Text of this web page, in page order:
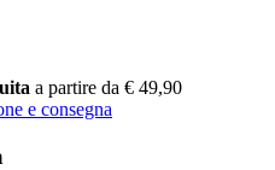
a partire da € 49,90
e consegna